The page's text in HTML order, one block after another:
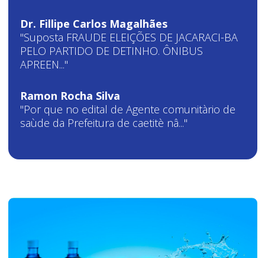
Dr. Fillipe Carlos Magalhães
"Suposta FRAUDE ELEIÇÕES DE JACARACI-BA
PELO PARTIDO DE DETINHO. ÔNIBUS
APREEN..."
Ramon Rocha Silva
"Por que no edital de Agente comunitàrio de
saùde da Prefeitura de caetitè nâ..."